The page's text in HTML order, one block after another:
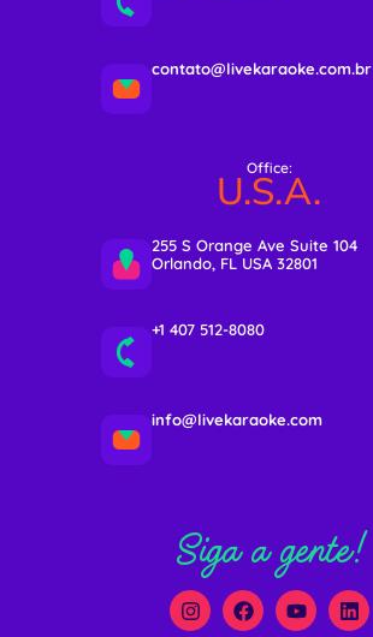
contato@livekaraoke.com.br
Office:
U.S.A.
255 S Orange Ave Suite 104
Orlando, FL USA 32801
+1 407 512-8080
info@livekaraoke.com
Siga a gente!